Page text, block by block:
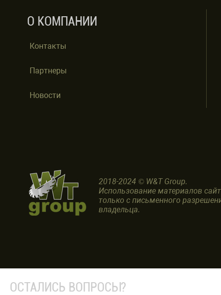
О КОМПАНИИ
Контакты
Партнеры
Новости
2018-2024 © W&T Group.
Использование материалов
только с письменного
владельца.
ОСТАЛИСЬ ВОПРОСЫ?